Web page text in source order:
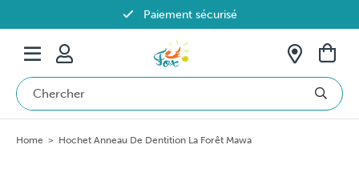
Paiement sécurisé
Livraison offerte dès 69€ en Belgique
Home > Hochet Anneau De Dentition La Forêt Mawa